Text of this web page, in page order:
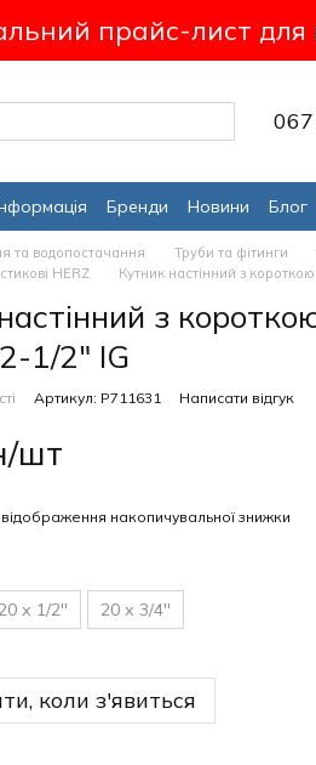
прайс-лист
Бренди Новини
Блог
та водопостачання Труби та фітинги
HERZ
Кутник настінний з
з
1/2" IG
Артикул: P711631 Написати відгук
шт
накопичувальної знижки
х 1/2'' 20 х 3/4''
коли з'явиться